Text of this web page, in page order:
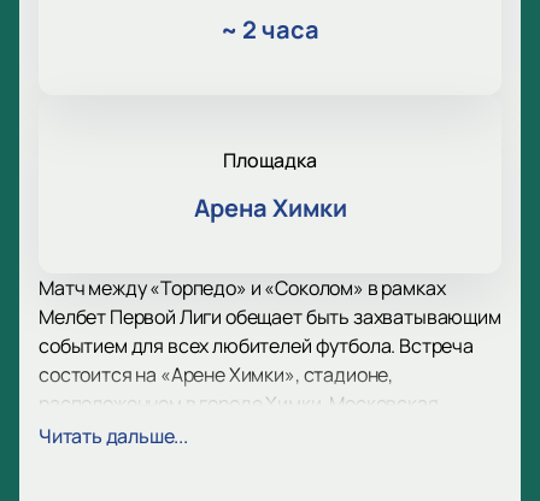
~ 2 часа
Площадка
Арена Химки
Матч между «Торпедо» и «Соколом» в рамках
Мелбет Первой Лиги обещает быть захватывающим
событием для всех любителей футбола. Встреча
состоится на «Арене Химки», стадионе,
расположенном в городе Химки, Московская
область, вместимость которого составляет 14 950
Читать дальше...